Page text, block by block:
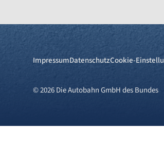
ImpressumDatenschutzCookie-
© 2026 Die Autobahn GmbH des Bundes